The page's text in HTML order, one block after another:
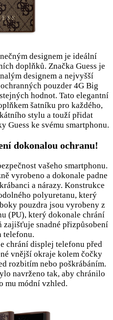
designem je ideální
doplňků. Značka Guess je
designem a nejvyšší
pouzder 4G Big
hodnot. Tato elegantní
šatníku pro každého,
stylu a touží přidat
Guess ke svému smartphonu.
dokonalou ochranu!
vašeho smartphonu.
vyrobeno a dokonale padne
a nárazy. Konstrukce
polyuretanu, který
pouzdra jsou vyrobeny z
(PU), který dokonale chrání
zajišťuje snadné přizpůsobení
telefonu.
chrání displej telefonu před
vnější okraje kolem čočky
rozbitím nebo poškrábáním.
navrženo tak, aby chránilo
mu módní vzhled.